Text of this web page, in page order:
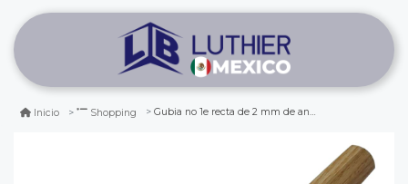
Inicio Shopping Gubia no 1e recta de 2 mm de ancho